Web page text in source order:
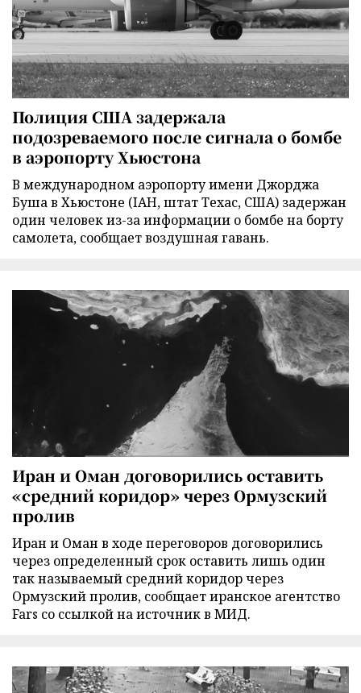
Полиция США задержала
подозреваемого после сигнала о бомбе
в аэропорту Хьюстона
В международном аэропорту имени Джорджа
Буша в Хьюстоне (IAH, штат Техас, США) задержан
один человек из-за информации о бомбе на борту
самолета, сообщает воздушная гавань.
Иран и Оман договорились оставить
«средний коридор» через Ормузский
пролив
Иран и Оман в ходе переговоров договорились
через определенный срок оставить лишь один
так называемый средний коридор через
Ормузский пролив, сообщает иранское агентство
Fars со ссылкой на источник в МИД.